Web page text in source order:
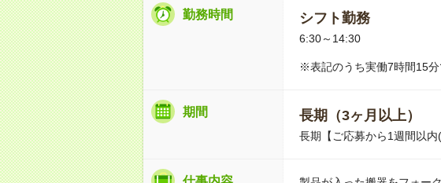
勤務時間 シフト勤務
6:30～14:30
※表記のうち実働7時間15分
期間 長期（3ヶ月以上）
長期【ご応募から1週間以